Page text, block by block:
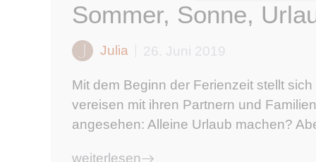
Sommer, Sonne,
Julia 26. Juni 2019
Mit dem Beginn der Ferienzeit stellt
vereisen mit ihren Partnern und
angesehen: Alleine Urlaub machen?
weiterlesen